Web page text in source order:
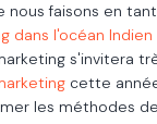
nous faisons en
dans l'océan Indien
s'invitera
cette
les méthodes